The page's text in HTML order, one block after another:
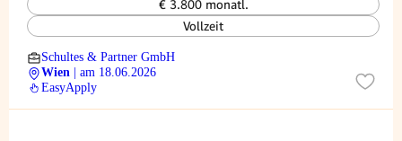
€ 3.800 monatl.
Vollzeit
Schultes & Partner GmbH
Wien
| am 18.06.2026
EasyApply